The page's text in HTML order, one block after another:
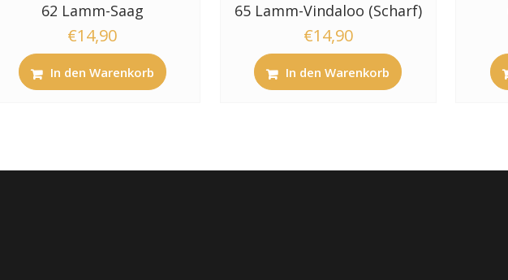
62 Lamm-Saag
€14,90
In den Warenkorb
65 Lamm-Vindaloo (Scharf)
€14,90
In den Warenkorb